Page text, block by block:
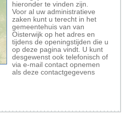
hieronder te vinden zijn.
Voor al uw administratieve
zaken kunt u terecht in het
gemeentehuis van van
Oisterwijk op het adres en
tijdens de openingstijden die u
op deze pagina vindt. U kunt
desgewenst ook telefonisch of
via e-mail contact opnemen
als deze contactgegevens